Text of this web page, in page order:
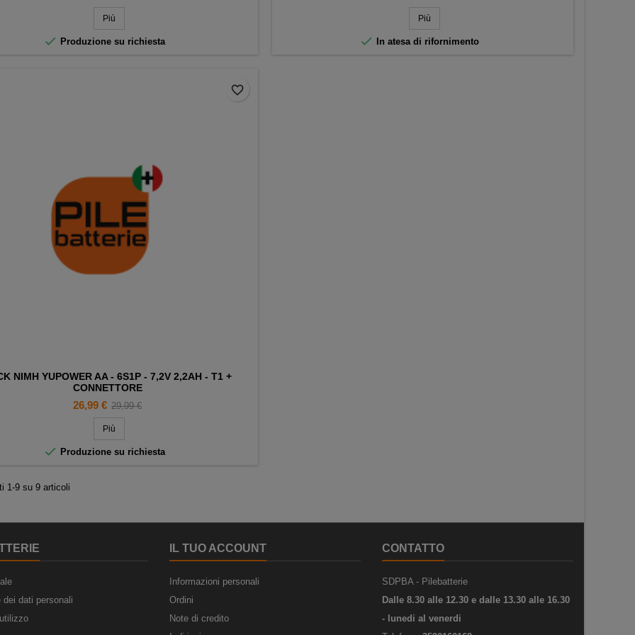
base
Più
 Produzione su richiesta
base
Più
 In atesa di rifornimento
NIMH YUPOWER AA - 6S1P - 7,2V 2,2AH - T1 +
CONNETTORE
Prezzo
26,99 € Prezzo
base
29,99 €
Più
 Produzione su richiesta
favorite_border
1-9 su 9 articoli
dei dati personali
IL TUO ACCOUNT
Informazioni personali
Ordini
Note di credito
CONTATTO
SDPBA - Pilebatterie
Dalle 8.30 alle 12.30 e dalle 13.30 alle 16.30
- lunedi al venerdi